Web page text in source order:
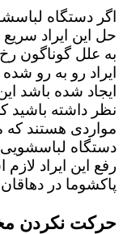
اگر دستگاه
حل این ایراد
به علل گوناگون
ایراد رو به رو
ایجاد شده باشد
نظر داشته باشید
مواردی هستند که
دستگاه
رفع این ایراد
پاکشوما در
حرکت نکردن